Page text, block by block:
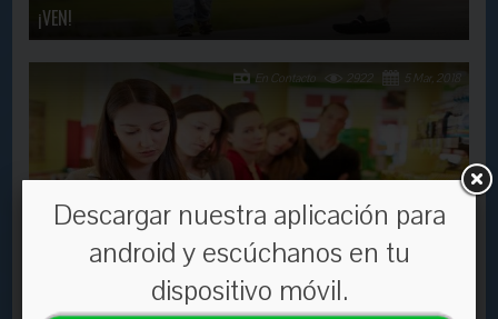
¡VEN!
5 Mar, 2018
2922
En Contacto
Descargar nuestra aplicación para
android y escúchanos en tu
dispositivo móvil.